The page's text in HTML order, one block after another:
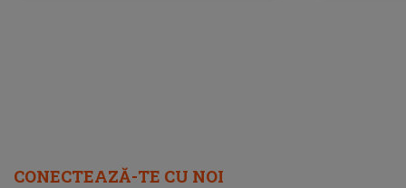
CONECTEAZĂ-TE CU NOI